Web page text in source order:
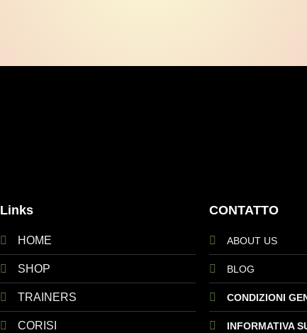
Links
HOME
SHOP
TRAINERS
CORISI
CONTATTO
ABOUT US
BLOG
CONDIZIONI
INFORMATIVA